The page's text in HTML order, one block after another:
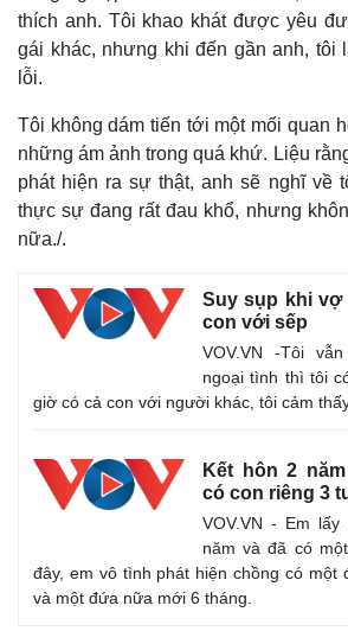
Bất động sản
Khởi nghiệp
Giá
Tiêu
Tỷ giá
thích anh. Tôi khao khát được yêu
gái khác, nhưng khi đến gần anh, tôi
lỗi.
Tôi không dám tiến tới một mối quan
những ám ảnh trong quá khứ. Liệu
phát hiện ra sự thật, anh sẽ nghĩ về
thực sự đang rất đau khổ, nhưng
nữa./.
Suy sụp khi vợ
con với sếp
VOV.VN -Tôi
ngoại tình thì tôi
giờ có cả con với người khác, tôi cảm
Kết hôn 2
có con riêng 3
VOV.VN - Em
năm và đã có
đây, em vô tình phát hiện chồng có một
và một đứa nữa mới 6 tháng.